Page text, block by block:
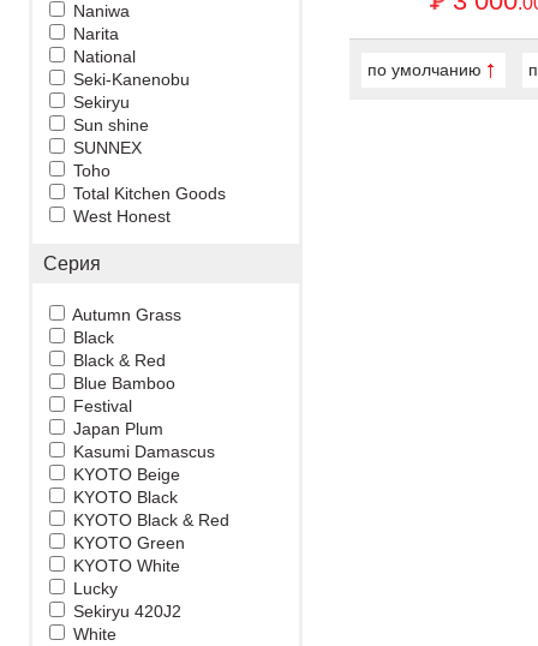
Naniwa
Narita
National
Seki-Kanenobu
Sekiryu
Sun shine
SUNNEX
Toho
Total Kitchen Goods
West Honest
Серия
Autumn Grass
Black
Black & Red
Blue Bamboo
Festival
Japan Plum
Kasumi Damascus
KYOTO Beige
KYOTO Black
KYOTO Black & Red
KYOTO Green
KYOTO White
Lucky
Sekiryu 420J2
White
по умолчанию